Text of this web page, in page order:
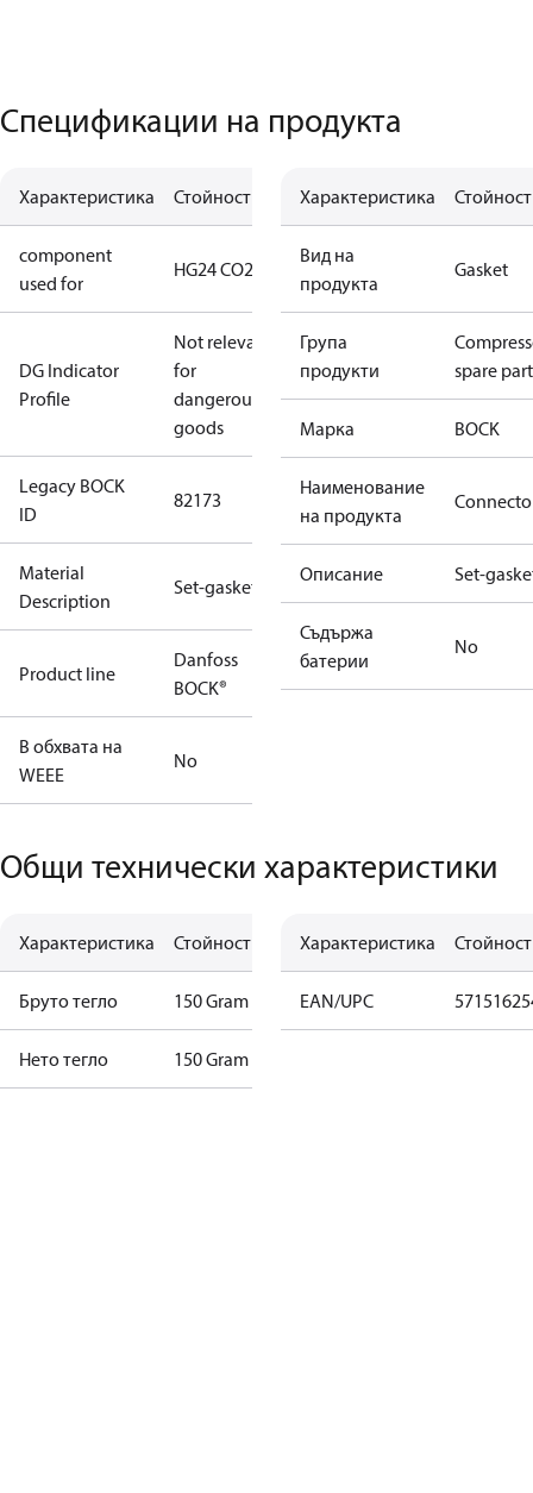
Спецификации на продукта
Характеристика Стойност
component
used for
HG24 CO2 LT
DG Indicator
Profile
Not relevant
for
dangerous
goods
Legacy BOCK
ID
82173
Material
Description
Set-gaskets
Product line
Danfoss
BOCK®
В обхвата на
WEEE
No
Характеристика Стойност
Вид на
продукта
Gasket
Група
продукти
spare
Марка BOCK
Наименование
на продукта
Описание Set-
Съдържа
батерии
No
Общи технически характеристики
Характеристика Стойност
Бруто тегло 150 Gram
Нето тегло 150 Gram
Характеристика Стойност
EAN/UPC